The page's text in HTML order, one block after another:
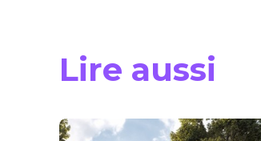
Lire aussi